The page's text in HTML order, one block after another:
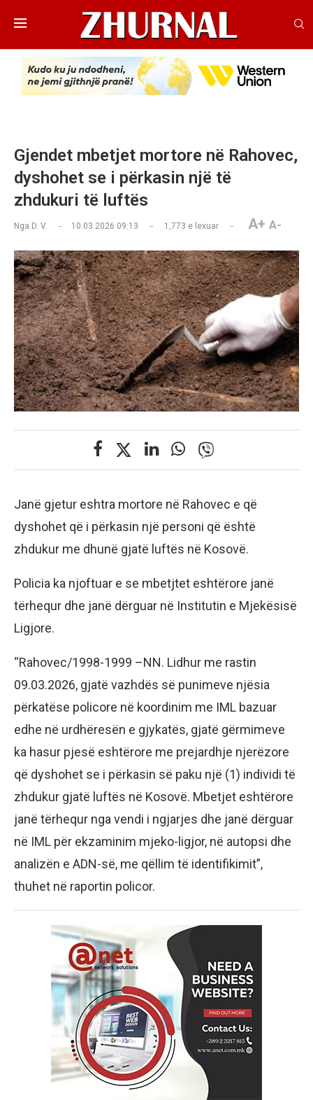
Gjendet mbetjet mortore në Rahovec,
dyshohet se i përkasin një të
zhdukuri të luftës
Nga D. V. 10.03.2026 09:13 1,773 e lexuar A+ A-
Janë gjetur eshtra mortore në Rahovec e që
dyshohet që i përkasin një personi që është
zhdukur me dhunë gjatë luftës në Kosovë.
Policia ka njoftuar e se mbetjtet eshtërore janë
tërhequr dhe janë dërguar në Institutin e Mjekësisë
Ligjore.
“Rahovec/1998-1999 –NN. Lidhur me rastin
09.03.2026, gjatë vazhdës së punimeve njësia
përkatëse policore në koordinim me IML bazuar
edhe në urdhëresën e gjykatës, gjatë gërmimeve
ka hasur pjesë eshtërore me prejardhje njerëzore
që dyshohet se i përkasin së paku një (1) individi të
zhdukur gjatë luftës në Kosovë. Mbetjet eshtërore
janë tërhequr nga vendi i ngjarjes dhe janë dërguar
në IML për ekzaminim mjeko-ligjor, në autopsi dhe
analizën e ADN-së, me qëllim të identifikimit”,
thuhet në raportin policor.